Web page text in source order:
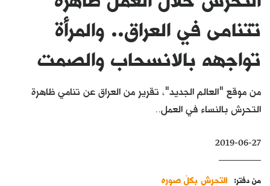
مواضيع
إفتتاحية
فكرة
دفاتر
الأرشيف
تتنامى في العراق.. والمرأة
تواجهه بالانسحاب والصمت
من موقع "العالم الجديد"، تقرير من العراق عن تنامي ظاهرة
التحرش بالنساء في العمل..
2019-06-27
من دفتر: التحرش بكلّ صوره